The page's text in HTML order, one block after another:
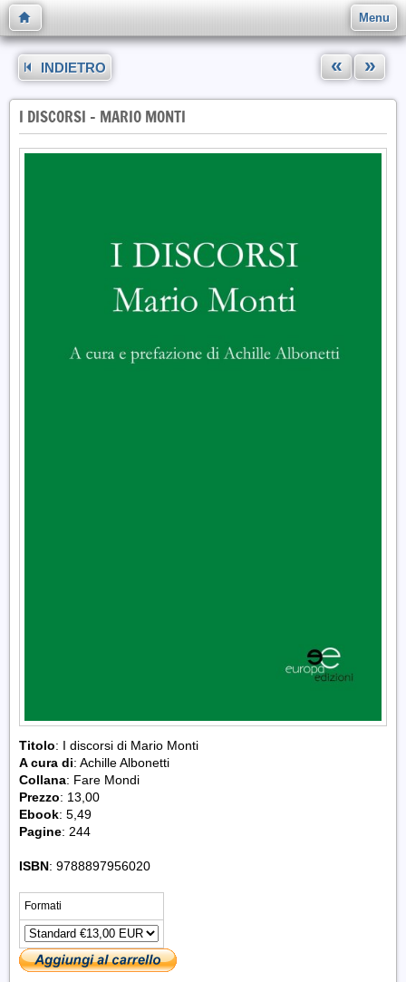
Menu
INDIETRO « »
I DISCORSI - MARIO MONTI
Titolo: I discorsi di Mario Monti
A cura di: Achille Albonetti
Collana: Fare Mondi
Prezzo: 13,00
Ebook: 5,49
Pagine: 244
ISBN: 9788897956020
Formati